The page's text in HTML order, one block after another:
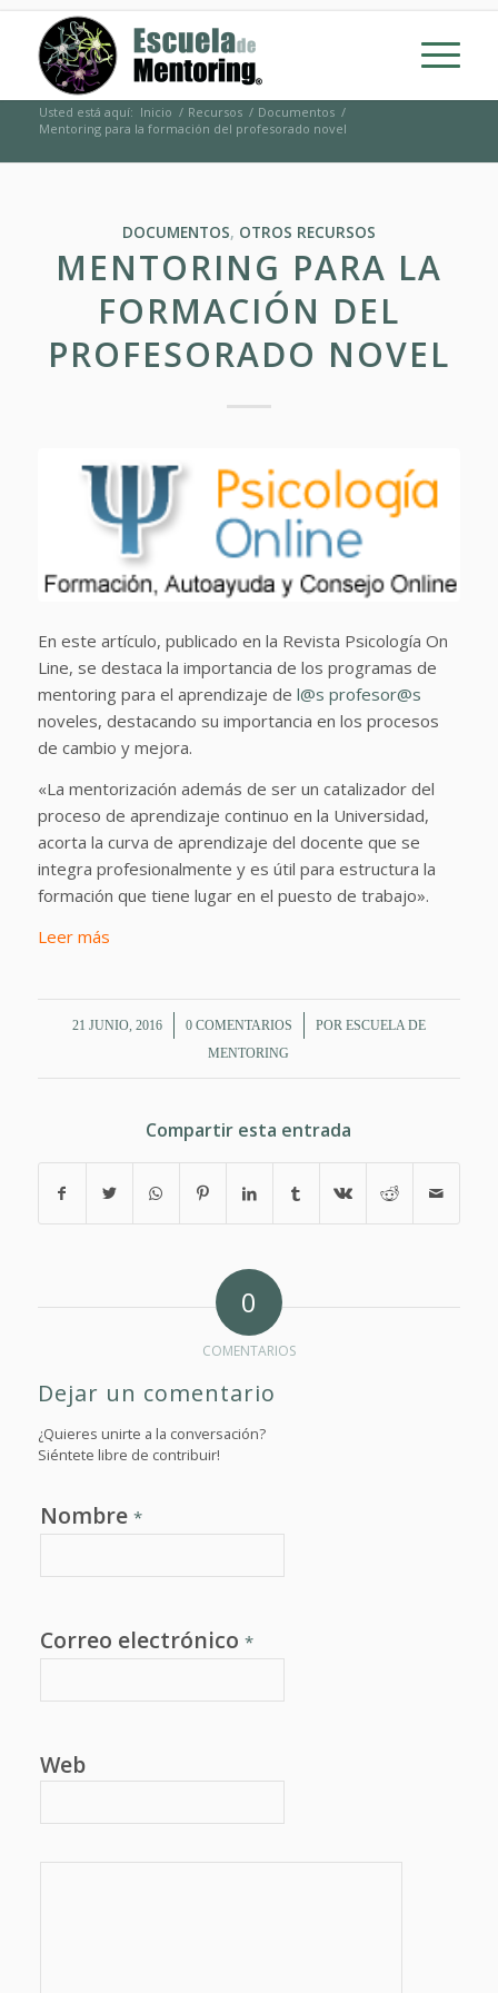
Usted está aquí: Inicio / Recursos / Documentos /
Mentoring para la formación del profesorado novel
DOCUMENTOS, OTROS RECURSOS
MENTORING PARA LA
FORMACIÓN DEL
PROFESORADO NOVEL
En este artículo, publicado en la Revista Psicología On
Line, se destaca la importancia de los programas de
mentoring para el aprendizaje de l@s profesor@s
noveles, destacando su importancia en los procesos
de cambio y mejora.
«La mentorización además de ser un catalizador del
proceso de aprendizaje continuo en la Universidad,
acorta la curva de aprendizaje del docente que se
integra profesionalmente y es útil para estructura la
formación que tiene lugar en el puesto de trabajo».
Leer más
21 JUNIO, 2016
/ 0 COMENTARIOS
/ POR ESCUELA DE
MENTORING
Compartir esta entrada
0
COMENTARIOS
Dejar un comentario
¿Quieres unirte a la conversación?
Siéntete libre de contribuir!
Nombre *
Correo electrónico *
Web